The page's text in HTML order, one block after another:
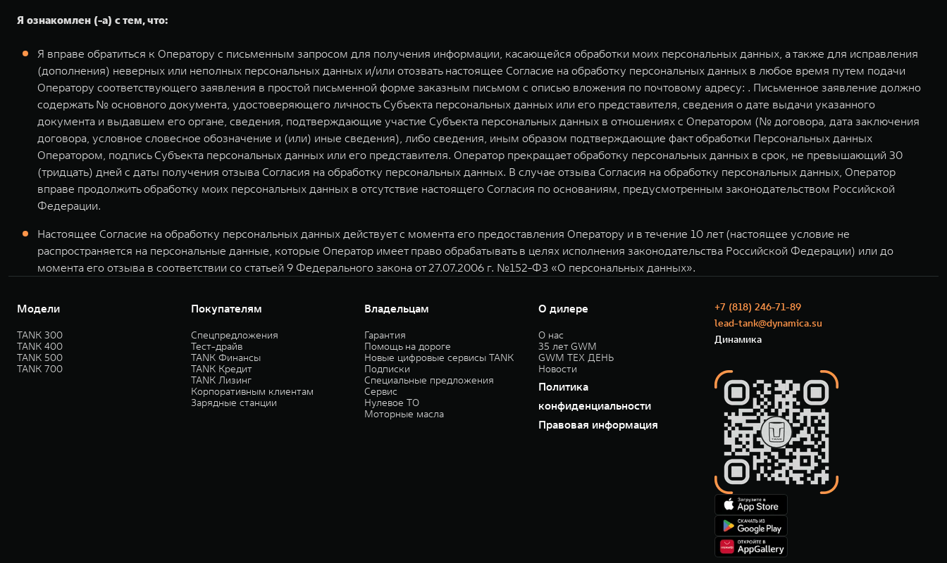
Я ознакомлен (-а) с тем, что:
Я вправе обратиться к Оператору с письменным запросом для получения информации, касающейся обработки моих персональных данных, а также для исправления
(дополнения) неверных или неполных персональных данных и/или отозвать настоящее Согласие на обработку персональных данных в любое время путем подачи
Оператору соответствующего заявления в простой письменной форме заказным письмом с описью вложения по почтовому адресу: . Письменное заявление должно
содержать № основного документа, удостоверяющего личность Субъекта персональных данных или его представителя, сведения о дате выдачи указанного
документа и выдавшем его органе, сведения, подтверждающие участие Субъекта персональных данных в отношениях с Оператором (№ договора, дата заключения
договора, условное словесное обозначение и (или) иные сведения), либо сведения, иным образом подтверждающие факт обработки Персональных данных
Оператором, подпись Субъекта персональных данных или его представителя. Оператор прекращает обработку персональных данных в срок, не превышающий 30
(тридцать) дней с даты получения отзыва Согласия на обработку персональных данных. В случае отзыва Согласия на обработку персональных данных, Оператор
вправе продолжить обработку моих персональных данных в отсутствие настоящего Согласия по основаниям, предусмотренным законодательством Российской
Федерации.
Настоящее Согласие на обработку персональных данных действует с момента его предоставления Оператору и в течение 10 лет (настоящее условие не
распространяется на персональные данные, которые Оператор имеет право обрабатывать в целях исполнения законодательства Российской Федерации) или до
момента его отзыва в соответствии со статьей 9 Федерального закона от 27.07.2006 г. №152-ФЗ «О персональных данных».
Модели
TANK 300
TANK 400
TANK 500
TANK 700
Покупателям
Спецпредложения
Тест-драйв
TANK Финансы
TANK Кредит
TANK Лизинг
Корпоративным клиентам
Зарядные станции
Владельцам
Гарантия
Помощь на дороге
Новые цифровые сервисы TANK
Подписки
Специальные предложения
Сервис
Нулевое ТО
Моторные масла
О дилере
О нас
35 лет GWM
GWM ТЕХ ДЕНЬ
Новости
Политика
конфиденциальности
Правовая информация
+7 (818) 246-71-89
lead-tank@dynamica.su
Динамика